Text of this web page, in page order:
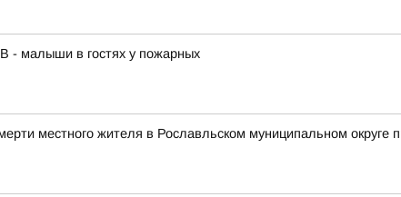
малыши в гостях у пожарных
местного жителя в Рославльском муниципальном округе